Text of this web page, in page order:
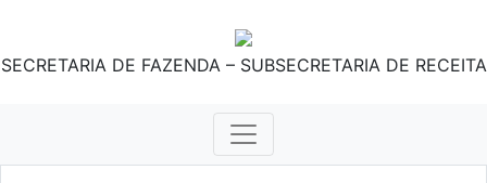
SECRETARIA DE FAZENDA – SUBSECRETARIA DE RECEITA